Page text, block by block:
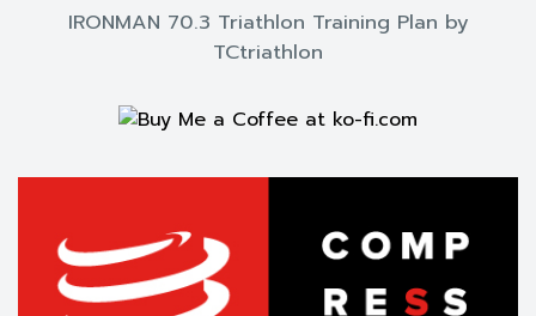
IRONMAN 70.3 Triathlon Training Plan by
TCtriathlon